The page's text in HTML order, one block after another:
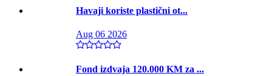
Havaji koriste plastični ot...
Aug 06 2026
Fond izdvaja 120.000 KM za ...